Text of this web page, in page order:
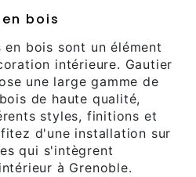
bois
bois sont un élément
intérieure. Gautier
une large gamme de
de haute qualité,
styles, finitions et
d'une installation sur
qui s'intègrent
à Grenoble.